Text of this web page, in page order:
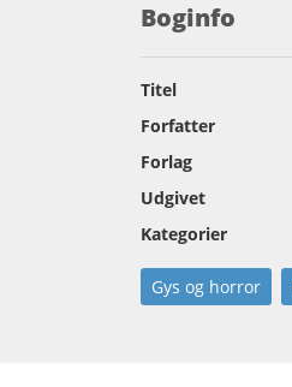
Boginfo
Titel
Forfatter
Forlag
Udgivet
Kategorier
Gys og horror